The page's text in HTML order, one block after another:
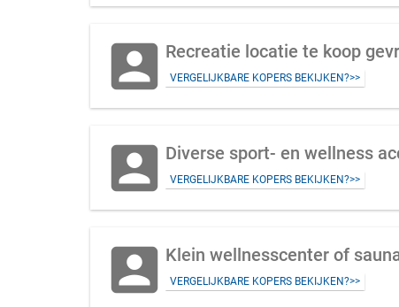
account_box Recreatie locatie te koop
VERGELIJKBARE KOPERS BEKIJKEN?>>
account_box Diverse sport- en wellness
VERGELIJKBARE KOPERS BEKIJKEN?>>
account_box Klein wellnesscenter of
VERGELIJKBARE KOPERS BEKIJKEN?>>